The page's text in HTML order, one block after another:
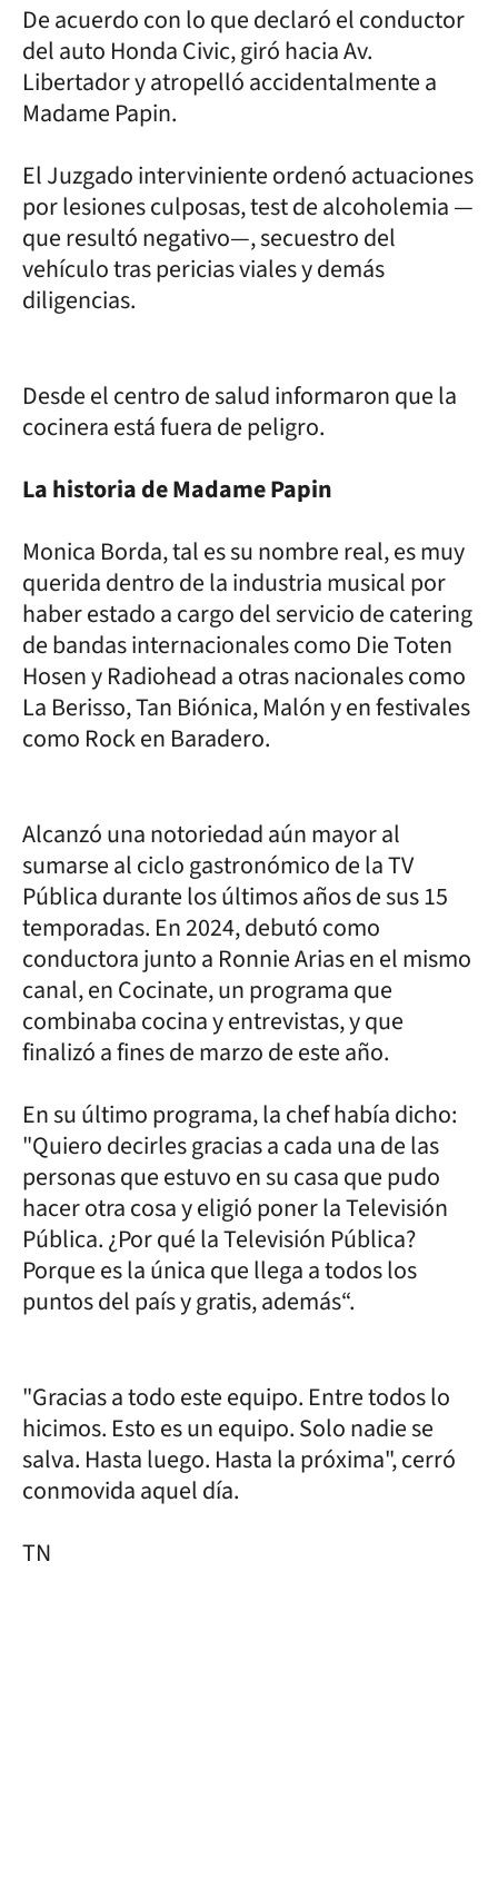
De acuerdo con lo que declaró el conductor
del auto Honda Civic, giró hacia Av.
Libertador y atropelló accidentalmente a
Madame Papin.
El Juzgado interviniente ordenó actuaciones
por lesiones culposas, test de alcoholemia —
que resultó negativo—, secuestro del
vehículo tras pericias viales y demás
diligencias.
Desde el centro de salud informaron que la
cocinera está fuera de peligro.
La historia de Madame Papin
Monica Borda, tal es su nombre real, es muy
querida dentro de la industria musical por
haber estado a cargo del servicio de catering
de bandas internacionales como Die Toten
Hosen y Radiohead a otras nacionales como
La Berisso, Tan Biónica, Malón y en festivales
como Rock en Baradero.
Alcanzó una notoriedad aún mayor al
sumarse al ciclo gastronómico de la TV
Pública durante los últimos años de sus 15
temporadas. En 2024, debutó como
conductora junto a Ronnie Arias en el mismo
canal, en Cocinate, un programa que
combinaba cocina y entrevistas, y que
finalizó a fines de marzo de este año.
En su último programa, la chef había dicho:
"Quiero decirles gracias a cada una de las
personas que estuvo en su casa que pudo
hacer otra cosa y eligió poner la Televisión
Pública. ¿Por qué la Televisión Pública?
Porque es la única que llega a todos los
puntos del país y gratis, además“.
"Gracias a todo este equipo. Entre todos lo
hicimos. Esto es un equipo. Solo nadie se
salva. Hasta luego. Hasta la próxima", cerró
conmovida aquel día.
TN